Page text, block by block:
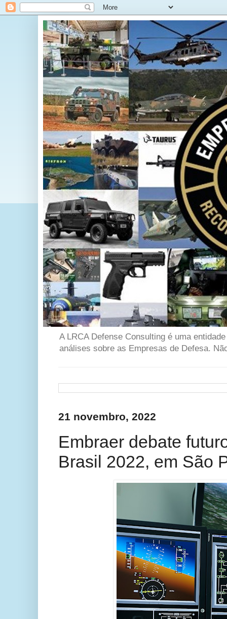
A LRCA Defense Consulting é uma
análises sobre as Empresas de Defesa.
21 novembro, 2022
Embraer debate
Brasil 2022, em São